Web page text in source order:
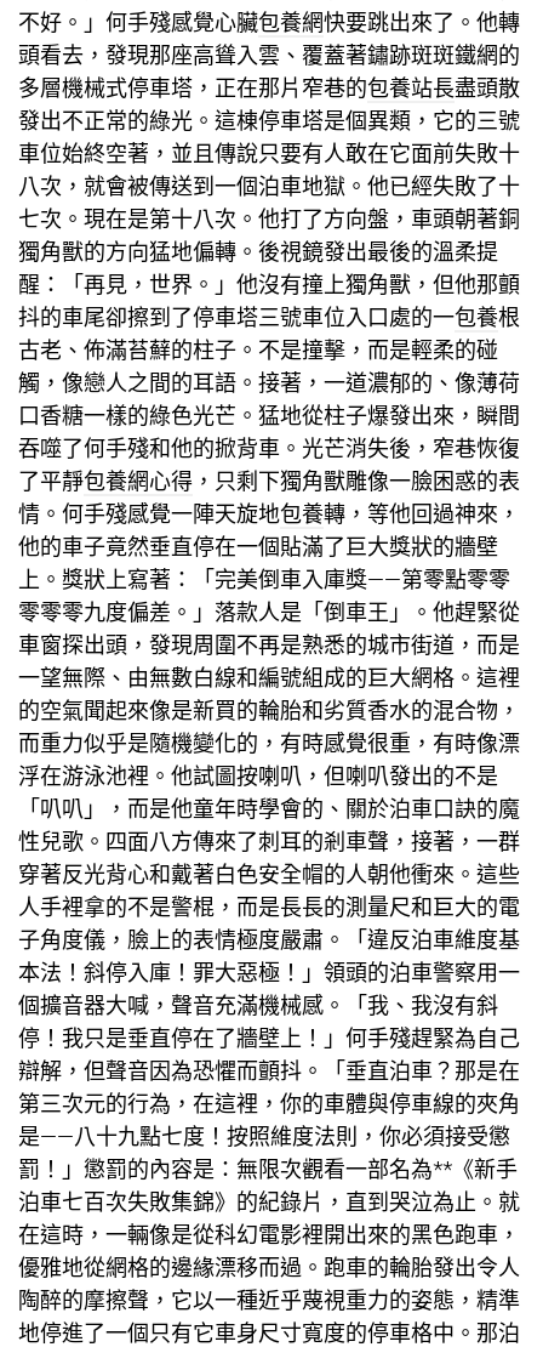
不好。」何手殘感覺心臟包養網快要跳出來了。他轉
頭看去，發現那座高聳入雲、覆蓋著鏽跡斑斑鐵網的
多層機械式停車塔，正在那片窄巷的包養站長盡頭散
發出不正常的綠光。這棟停車塔是個異類，它的三號
車位始終空著，並且傳說只要有人敢在它面前失敗十
八次，就會被傳送到一個泊車地獄。他已經失敗了十
七次。現在是第十八次。他打了方向盤，車頭朝著銅
獨角獸的方向猛地偏轉。後視鏡發出最後的溫柔提
醒：「再見，世界。」他沒有撞上獨角獸，但他那顫
抖的車尾卻擦到了停車塔三號車位入口處的一包養根
古老、佈滿苔蘚的柱子。不是撞擊，而是輕柔的碰
觸，像戀人之間的耳語。接著，一道濃郁的、像薄荷
口香糖一樣的綠色光芒。猛地從柱子爆發出來，瞬間
吞噬了何手殘和他的掀背車。光芒消失後，窄巷恢復
了平靜包養網心得 ，只剩下獨角獸雕像一臉困惑的表
情。何手殘感覺一陣天旋地包養轉，等他回過神來，
他的車子竟然垂直停在一個貼滿了巨大獎狀的牆壁
上。獎狀上寫著：「完美倒車入庫獎——第零點零零
零零零九度偏差。」落款人是「倒車王」。他趕緊從
車窗探出頭，發現周圍不再是熟悉的城市街道，而是
一望無際、由無數白線和編號組成的巨大網格。這裡
的空氣聞起來像是新買的輪胎和劣質香水的混合物，
而重力似乎是隨機變化的，有時感覺很重，有時像漂
浮在游泳池裡。他試圖按喇叭，但喇叭發出的不是
「叭叭」，而是他童年時學會的、關於泊車口訣的魔
性兒歌。四面八方傳來了刺耳的剎車聲，接著，一群
穿著反光背心和戴著白色安全帽的人朝他衝來。這些
人手裡拿的不是警棍，而是長長的測量尺和巨大的電
子角度儀，臉上的表情極度嚴肅。「違反泊車維度基
本法！斜停入庫！罪大惡極！」領頭的泊車警察用一
個擴音器大喊，聲音充滿機械感。「我、我沒有斜
停！我只是垂直停在了牆壁上！」何手殘趕緊為自己
辯解，但聲音因為恐懼而顫抖。「垂直泊車？那是在
第三次元的行為，在這裡，你的車體與停車線的夾角
是——八十九點七度！按照維度法則，你必須接受懲
罰！」懲罰的內容是：無限次觀看一部名為**《新手
泊車七百次失敗集錦》的紀錄片，直到哭泣為止。就
在這時，一輛像是從科幻電影裡開出來的黑色跑車，
優雅地從網格的邊緣漂移而過。跑車的輪胎發出令人
陶醉的摩擦聲，它以一種近乎蔑視重力的姿態，精準
地停進了一個只有它車身尺寸寬度的停車格中。那泊